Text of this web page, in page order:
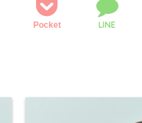
Pocket LINE